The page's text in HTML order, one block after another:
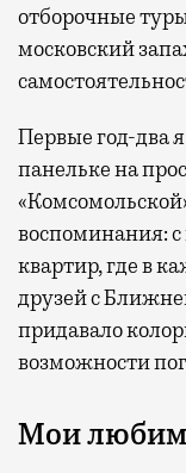
отборочные
московский
Первые год-два
панельке на
воспоминания:
квартир, где в
друзей с
придавало
возможности
Мои